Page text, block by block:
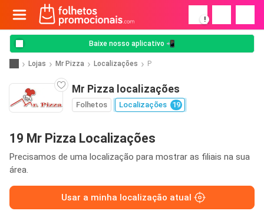
!
Baixe nosso aplicativo 📲
Lojas Mr Pizza Localizações P
Mr Pizza localizações
Folhetos Localizações 19
19 Mr Pizza Localizações
Precisamos de uma localização para mostrar as filiais na sua
área.
Usar a minha localização atual